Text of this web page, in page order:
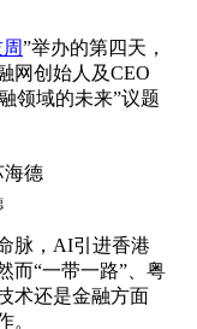
”举办的第四天，
网创始人及CEO
领域的未来”议题
脉，AI引进香港
而“一带一路”、粤
术还是金融方面
。